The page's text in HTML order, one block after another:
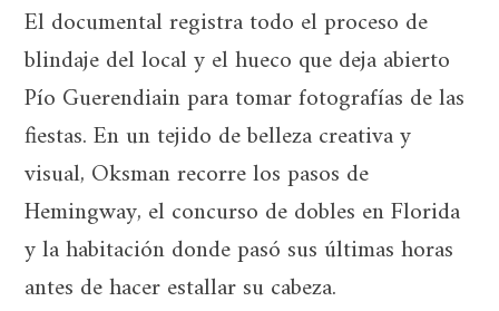
El documental registra todo el proceso de
blindaje del local y el hueco que deja abierto
Pío Guerendiain para tomar fotografías de las
fiestas. En un tejido de belleza creativa y
visual, Oksman recorre los pasos de
Hemingway, el concurso de dobles en Florida
y la habitación donde pasó sus últimas horas
antes de hacer estallar su cabeza.